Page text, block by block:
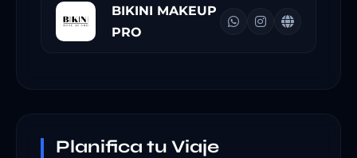
BIKINI MAKEUP
PRO
Planifica tu Viaje